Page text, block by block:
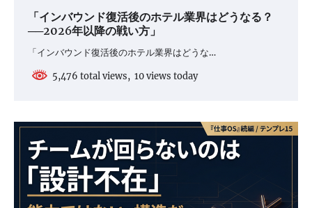
「インバウンド復活後のホテル業界はどうなる？
──2026年以降の戦い方」
「インバウンド復活後のホテル業界はどうな…
5,476 total views, 10 views today